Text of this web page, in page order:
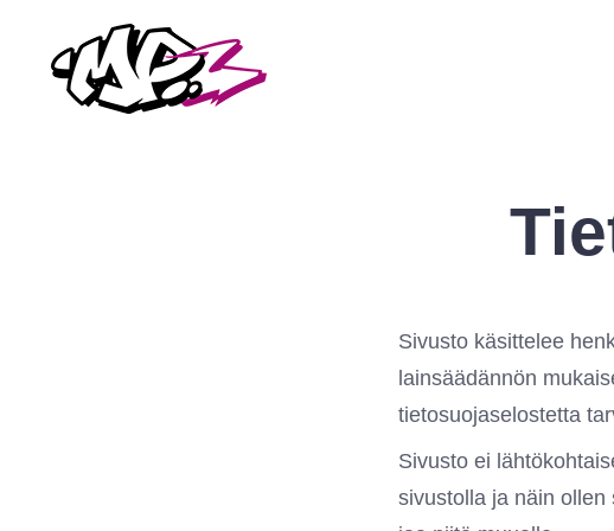
sisältöön
Sivusto käsittelee
lainsäädännön
tietosuojaselostetta
Sivusto ei
sivustolla ja näin